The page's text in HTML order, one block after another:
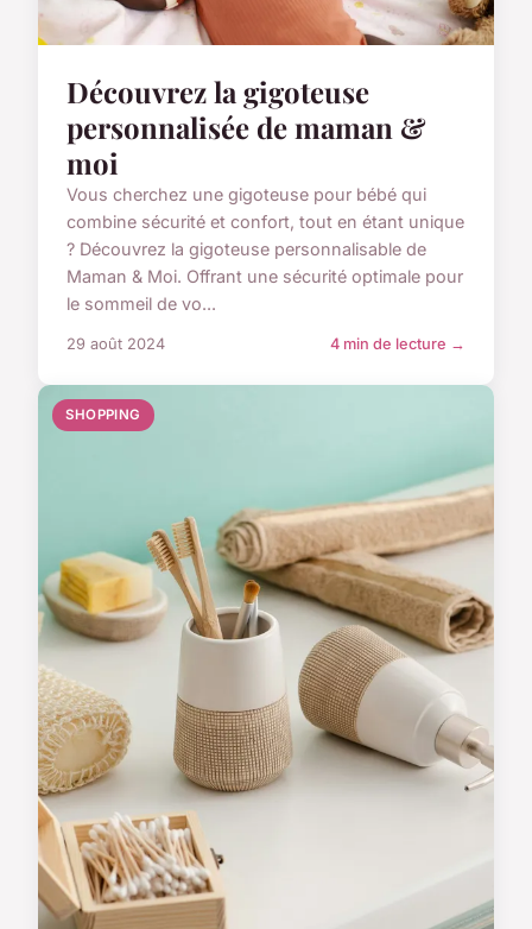
Découvrez la gigoteuse
personnalisée de maman &
moi
Vous cherchez une gigoteuse pour bébé qui
combine sécurité et confort, tout en étant unique
? Découvrez la gigoteuse personnalisable de
Maman & Moi. Offrant une sécurité optimale pour
le sommeil de vo...
29 août 2024 4 min de lecture →
SHOPPING